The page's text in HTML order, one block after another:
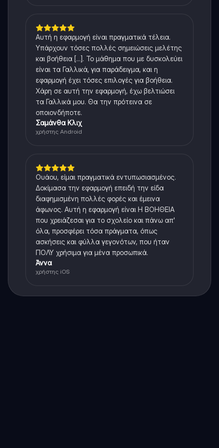
Αυτή η εφαρμογή είναι πραγματικά τέλεια.
Υπάρχουν τόσες πολλές σημειώσεις μελέτης
και βοήθεια [...]. Το μάθημα που με δυσκολεύει
είναι τα Γαλλικά, για παράδειγμα, και η
εφαρμογή έχει τόσες επιλογές για βοήθεια.
Χάρη σε αυτή την εφαρμογή, έχω βελτιώσει
τα Γαλλικά μου. Θα την πρότεινα σε
οποιονδήποτε.
Σαμάνθα Κλιχ
χρήστης Android
Ουάου, είμαι πραγματικά εντυπωσιασμένος.
Δοκίμασα την εφαρμογή επειδή την είδα
διαφημισμένη πολλές φορές και έμεινα
άφωνος. Αυτή η εφαρμογή είναι Η ΒΟΗΘΕΙΑ
που χρειάζεσαι για το σχολείο και πάνω απ'
όλα, προσφέρει τόσα πράγματα, όπως
ασκήσεις και φύλλα γεγονότων, που ήταν
ΠΟΛΥ χρήσιμα για μένα προσωπικά.
Άννα
χρήστης iOS